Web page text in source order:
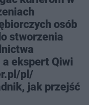
osób
stworzenia
ekspert Qiwi
pl/
jak przejść